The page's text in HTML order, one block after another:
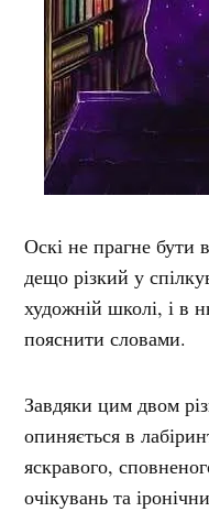
Оскі не прагне бути
дещо різкий у
художній школі, і в
пояснити словами.
Завдяки цим двом
опиняється в
яскравого,
очікувань та